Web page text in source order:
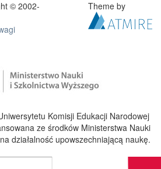
© 2002-
Theme by
Komisji Edukacji Narodowej
ze środków Ministerstwa Nauki
działalność upowszechniającą naukę.